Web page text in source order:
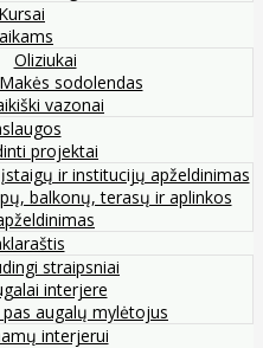
Kursai
Oliziukai
sodolendas
vazonai
projektai
ir institucijų apželdinimas
balkonų, terasų ir aplinkos
straipsniai
interjere
pas augalų mylėtojus
interjerui